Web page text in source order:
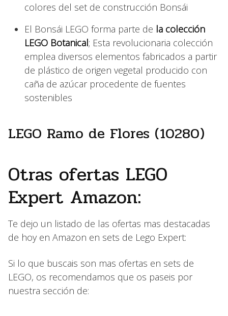
colores del set de construcción Bonsái
El Bonsái LEGO forma parte de la colección
LEGO Botanical; Esta revolucionaria colección
emplea diversos elementos fabricados a partir
de plástico de origen vegetal producido con
caña de azúcar procedente de fuentes
sostenibles
LEGO Ramo de Flores (10280)
Otras ofertas LEGO
Expert Amazon:
Te dejo un listado de las ofertas mas destacadas
de hoy en Amazon en sets de Lego Expert:
Si lo que buscais son mas ofertas en sets de
LEGO, os recomendamos que os paseis por
nuestra sección de: